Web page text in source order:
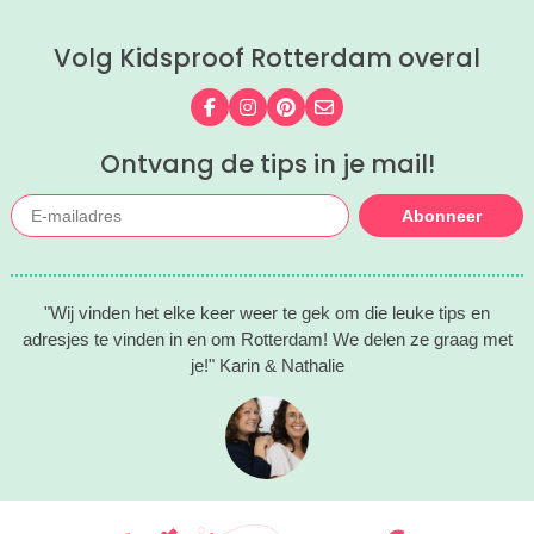
historisch schip. Wij kregen bij Port
havenuitjes - een aantal superleuke
tips voor vaartochtjes in de regio, voor
een heerlijke dag op het water met de
hele familie.
Volg Kidsproof Rotterdam overal
Volg ons op Facebook
Volg ons op Instagram
Volg ons op Pinterest
Mail ons
Ontvang de tips in je mail!
Abonneer
"Wij vinden het elke keer weer te gek om die leuke tips en
adresjes te vinden in en om Rotterdam! We delen ze graag met
je!" Karin & Nathalie